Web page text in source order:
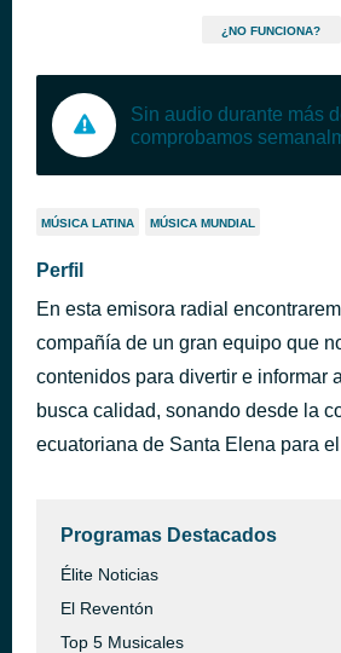
¿NO FUNCIONA?
Sin audio durante más
comprobamos
MÚSICA LATINA MÚSICA MUNDIAL
Perfil
En esta emisora radial
compañía de un gran equipo que
contenidos para divertir e informar
busca calidad, sonando desde la
ecuatoriana de Santa Elena para
Programas Destacados
Élite Noticias
El Reventón
Top 5 Musicales